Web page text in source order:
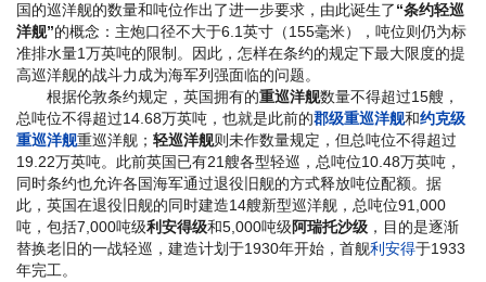
国的巡洋舰的数量和吨位作出了进一步要求，由此诞生了“条约轻巡
洋舰”的概念：主炮口径不大于6.1英寸（155毫米），吨位则仍为标
准排水量1万英吨的限制。因此，怎样在条约的规定下最大限度的提
高巡洋舰的战斗力成为海军列强面临的问题。
根据伦敦条约规定，英国拥有的重巡洋舰数量不得超过15艘，
总吨位不得超过14.68万英吨，也就是此前的郡级重巡洋舰和约克级
重巡洋舰重巡洋舰； 轻巡洋舰则未作数量规定，但总吨位不得超过
19.22万英吨。此前英国已有21艘各型轻巡，总吨位10.48万英吨，
同时条约也允许各国海军通过退役旧舰的方式释放吨位配额。据
此，英国在退役旧舰的同时建造14艘新型巡洋舰，总吨位91,000
吨，包括7,000吨级利安得级和5,000吨级阿瑞托沙级 ，目的是逐渐
替换老旧的一战轻巡，建造计划于1930年开始，首舰利安得于1933
年完工。